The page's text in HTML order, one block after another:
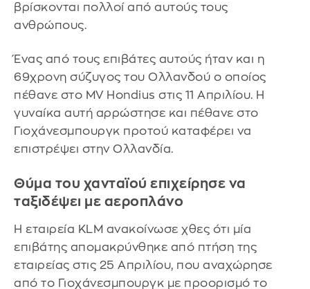
βρίσκονται πολλοί από αυτούς τους
ανθρώπους.
Ένας από τους επιβάτες αυτούς ήταν και η
69χρονη σύζυγος του Ολλανδού ο οποίος
πέθανε στο MV Hondius στις 11 Απριλίου. Η
γυναίκα αυτή αρρώστησε και πέθανε στο
Γιοχάνεσμπουργκ προτού καταφέρει να
επιστρέψει στην Ολλανδία.
Θύμα του χανταϊού επιχείρησε να
ταξιδέψει με αεροπλάνο
Η εταιρεία KLM ανακοίνωσε χθες ότι μία
επιβάτης απομακρύνθηκε από πτήση της
εταιρείας στις 25 Απριλίου, που αναχώρησε
από το Γιοχάνεσμπουργκ με προορισμό το